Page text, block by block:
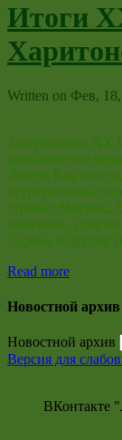
Итоги
Written on Фев,
Завершились ХХ
большинство
Лицея. Как
встретил юных
страны: Москвы,
Кемерово,
Сарова и других
Read more
Новостной архив
Новостной архив
Версия для
ВКонтакте